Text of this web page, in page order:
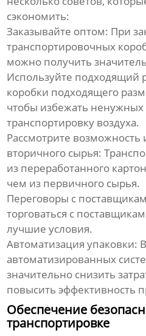
сэкономить:
Заказывайте оптом: При
транспортировочных
можно получить
Используйте подходящий
коробки подходящего
чтобы избежать ненужных
транспортировку воздуха.
Рассмотрите возможность
вторичного сырья:
из переработанного
чем из первичного сырья.
Переговоры с
торговаться с
лучшие условия.
Автоматизация упаковки:
автоматизированных
значительно снизить
повысить эффективность
Обеспечение
транспортировке